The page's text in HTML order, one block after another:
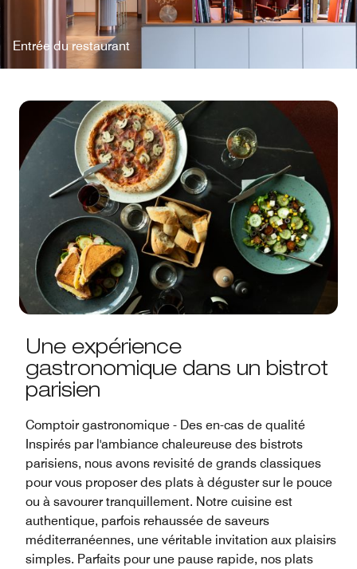
Entrée du restaurant
Une expérience
gastronomique dans un bistrot
parisien
Comptoir gastronomique - Des en-cas de qualité
Inspirés par l'ambiance chaleureuse des bistrots
parisiens, nous avons revisité de grands classiques
pour vous proposer des plats à déguster sur le pouce
ou à savourer tranquillement. Notre cuisine est
authentique, parfois rehaussée de saveurs
méditerranéennes, une véritable invitation aux plaisirs
simples. Parfaits pour une pause rapide, nos plats